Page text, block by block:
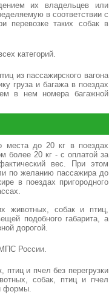
их владельцев или
в соответствии с
перевозке таких собак в
категорий.
из пассажирского вагона
груза и багажа в поездах
в нем номера багажной
места до 20 кг в поездах
более 20 кг - с оплатой за
вес. При этом
по желанию пассажира до
в поездах пригородного
животных, собак и птиц,
подобного габарита, а
дорогой.
России.
птиц и пчел без перегрузки
собак, птиц и пчел
формы.